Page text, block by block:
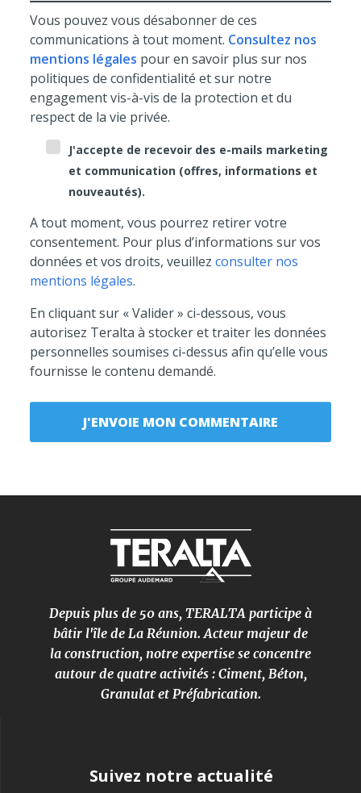
Vous pouvez vous désabonner de ces
communications à tout moment. Consultez nos
mentions légales pour en savoir plus sur nos
politiques de confidentialité et sur notre
engagement vis-à-vis de la protection et du
respect de la vie privée.
J'accepte de recevoir des e-mails marketing
et communication (offres, informations et
nouveautés).
A tout moment, vous pourrez retirer votre
consentement. Pour plus d’informations sur vos
données et vos droits, veuillezconsulter nos
mentions légales.
En cliquant sur « Valider » ci-dessous, vous
autorisez Teralta à stocker et traiter les données
personnelles soumises ci-dessus afin qu’elle vous
fournisse le contenu demandé.
Depuis plus de 50 ans, TERALTA participe à
bâtir l'île de La Réunion. Acteur majeur de
la construction, notre expertise se concentre
autour de quatre activités : Ciment, Béton,
Granulat et Préfabrication.
Suivez notre actualité